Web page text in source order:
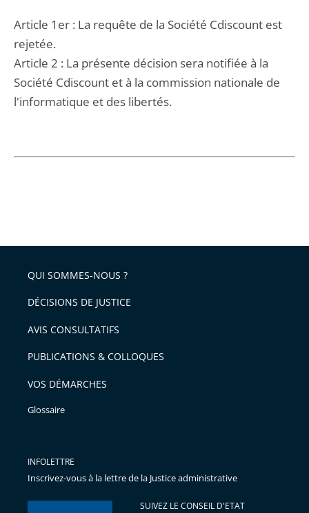
Article 1er : La requête de la Société Cdiscount est
rejetée.
Article 2 : La présente décision sera notifiée à la
Société Cdiscount et à la commission nationale de
l'informatique et des libertés.
QUI SOMMES-NOUS ?
DÉCISIONS DE JUSTICE
AVIS CONSULTATIFS
PUBLICATIONS & COLLOQUES
VOS DÉMARCHES
Glossaire
INFOLETTRE
Inscrivez-vous à la lettre de la Justice administrative
SUIVEZ LE CONSEIL D'ETAT